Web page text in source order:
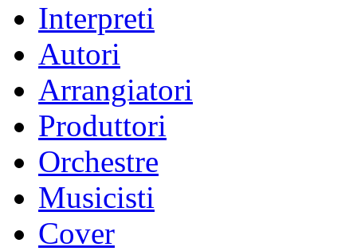
Interpreti
Autori
Arrangiatori
Produttori
Orchestre
Musicisti
Cover